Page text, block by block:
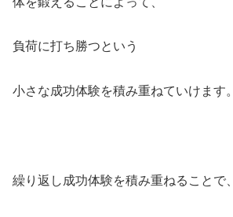
負荷に打ち勝つという
小さな成功体験を積み重ねていけます。
繰り返し成功体験を積み重ねることで、